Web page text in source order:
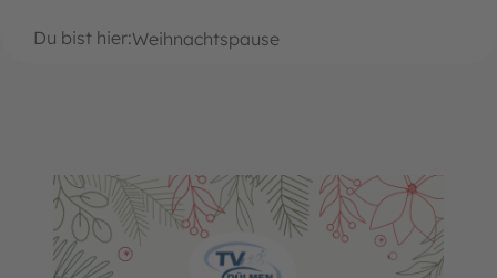
Du bist hier:Weihnachtspause